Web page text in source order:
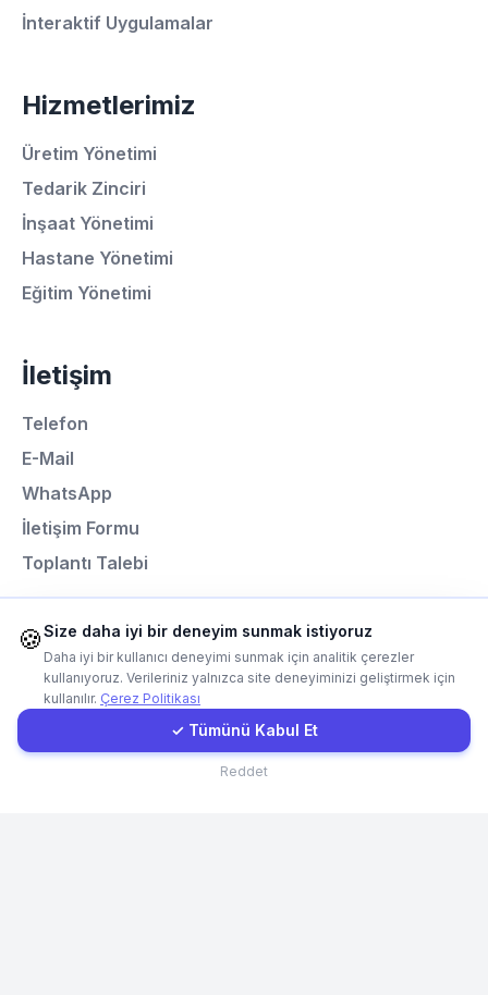
İnteraktif Uygulamalar
Hizmetlerimiz
Üretim Yönetimi
Tedarik Zinciri
İnşaat Yönetimi
Hastane Yönetimi
Eğitim Yönetimi
İletişim
Telefon
E-Mail
WhatsApp
İletişim Formu
Toplantı Talebi
Programlama Dilleri
Next.js
React
Müşteri Girişi
🍪Size daha iyi bir deneyim sunmak istiyoruz
Daha iyi bir kullanıcı deneyimi sunmak için analitik çerezler
kullanıyoruz. Verileriniz yalnızca site deneyiminizi geliştirmek için
kullanılır. Çerez Politikası
✓ Tümünü Kabul Et
Reddet